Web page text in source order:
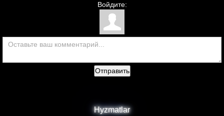
Войдите:
Отправить
Hyzmatlar